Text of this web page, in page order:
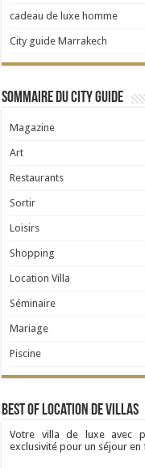
cadeau de luxe homme
City guide Marrakech
Sommaire du City Guide
Magazine
Art
Restaurants
Sortir
Loisirs
Shopping
Location Villa
Séminaire
Mariage
Piscine
Best Of Location de Villas
Votre villa de luxe avec
exclusivité pour un séjour